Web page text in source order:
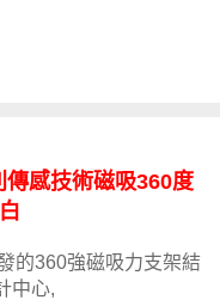
感技術磁吸360度
的360強磁吸力支架結
中心,